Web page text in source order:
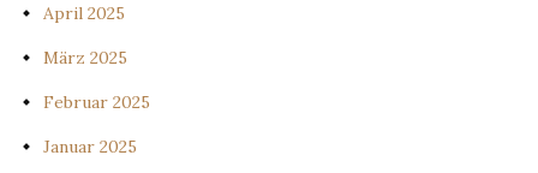
April 2025
März 2025
Februar 2025
Januar 2025